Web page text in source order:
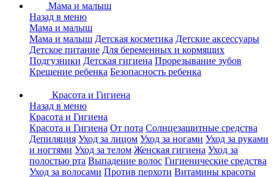
Мама и малыш
Назад в меню
Мама и малыш
Мама и малыш Детская косметика Детские аксессуары
Детское питание Для беременных и кормящих
Подгузники Детская гигиена Прорезывание зубов
Крещение ребенка Безопасность ребенка
Красота и Гигиена
Назад в меню
Красота и Гигиена
Красота и Гигиена От пота Солнцезащитные средства
Депиляция Уход за лицом Уход за ногами Уход за руками
и ногтями Уход за телом Женская гигиена Уход за
полостью рта Выпадение волос Гигиенические средства
Уход за волосами Против перхоти Витамины красоты